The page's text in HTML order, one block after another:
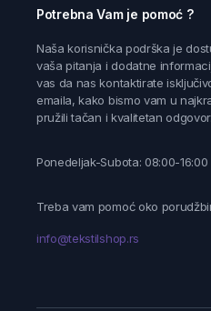
Potrebna Vam je pomoć ?
Naša korisnička podrška je
vaša pitanja i dodatne
vas da nas kontaktirate
emaila, kako bismo vam u
pružili tačan i kvalitetan odgovor.
Ponedeljak-Subota: 08:00-16:00
Treba vam pomoć oko
info@tekstilshop.rs